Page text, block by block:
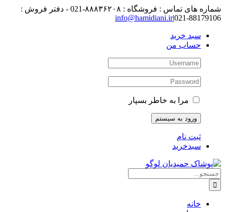
رفتن
به
شماره های تماس : فروشگاه : ۸۸۸۳۶۲۰۸-021 - دفتر فروش :
88179106-021
|
info@hamidiani.ir
سبد خرید
حساب من
مرا به خاطر بسپار
ثبت نام
سبدخرید
جستجو
برای:
خانه